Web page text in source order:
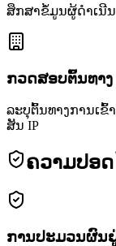
ສຶກສາຂໍ້ມູນຜູ້ດຳເນີນ
ກວດສອບຕົ້ນທາ
ລະບຸຕົ້ນທາງການເຂົ້
ສັນ IP
ຄວາມປອ
ການປະມວນຜົນຢູ່